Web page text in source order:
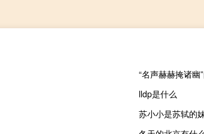
“名声赫赫掩诸幽
lldp是什么
苏小小是苏轼的